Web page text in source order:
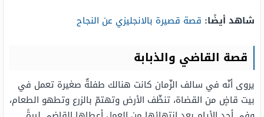
شاهد أيضًا: قصة قصيرة بالانجليزي عن النجاح
قصة القاضي والذبابة
يروى أنّه في سالف الزّمان كانت هنالك طفلةٌ صغيرة تعمل في
بيت قاضٍ من القضاة، تنظّف الأرض وتهتمّ بالزرع وتطهو الطعام،